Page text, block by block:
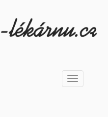
Toggle
navigation